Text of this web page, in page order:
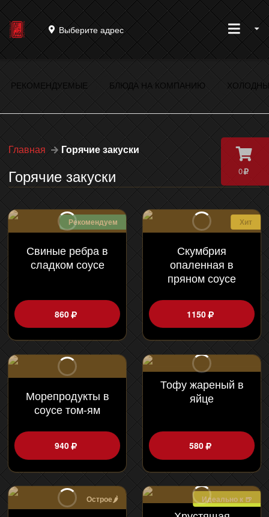
0
Выберите адрес
РЕКОМЕНДУЕМЫЕ БЛЮДА НА КОМПАНИЮ
Главная Горячие закуски
Горячие закуски
Свиные ребра в
сладком соусе
860
Рекомендуем
Скумбрия
опаленная в
пряном соусе
1150
Хит
Морепродукты в
соусе том-ям
940
Тофу жареный в
яйце
580
Острое🌶 Идеально к 🍺